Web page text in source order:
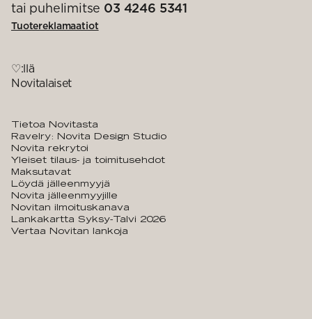
tai puhelimitse 03 4246 5341
Tuotereklamaatiot
♡:llä
Novitalaiset
Tietoa Novitasta
Ravelry: Novita Design Studio
Novita rekrytoi
Yleiset tilaus- ja toimitusehdot
Maksutavat
Löydä jälleenmyyjä
Novita jälleenmyyjille
Novitan ilmoituskanava
Lankakartta Syksy-Talvi 2026
Vertaa Novitan lankoja